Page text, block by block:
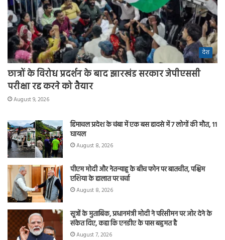
देश
छात्रों के विरोध प्रदर्शन के बाद झारखंड सरकार जेपीएससी
परीक्षा रद्द करने को तैयार
August 9, 2026
हिमाचल प्रदेश के चंबा में एक बस हादसे में 7 लोगों की मौत, 11
घायल
August 8, 2026
पीएम मोदी और नेतन्याहू के बीच फोन पर बातचीत, पश्चिम
एशिया के हालात पर चर्चा
August 8, 2026
सूत्रों के मुताबिक, प्रधानमंत्री मोदी ने परिसीमन पर जोर देने के
संकेत दिए, कहा कि एनडीए के पास बहुमत है
August 7, 2026